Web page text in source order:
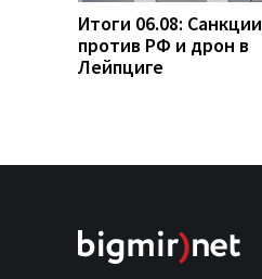
Итоги 06.08: Санкции
против РФ и дрон в
Лейпциге